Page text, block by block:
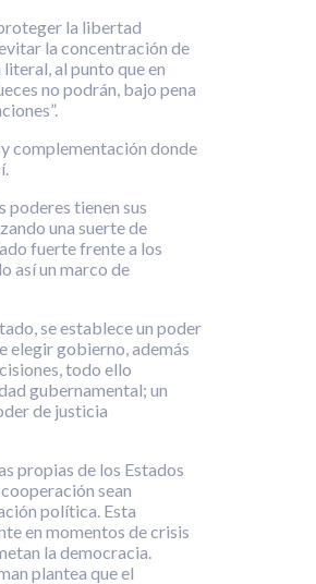
la libertad
la concentración de
al punto que en
no podrán, bajo pena
complementación donde
poderes tienen sus
una suerte de
fuerte frente a los
así un marco de
se establece un poder
elegir gobierno, además
todo ello
gubernamental; un
de justicia
propias de los Estados
sean
política. Esta
en momentos de crisis
la democracia.
plantea que el